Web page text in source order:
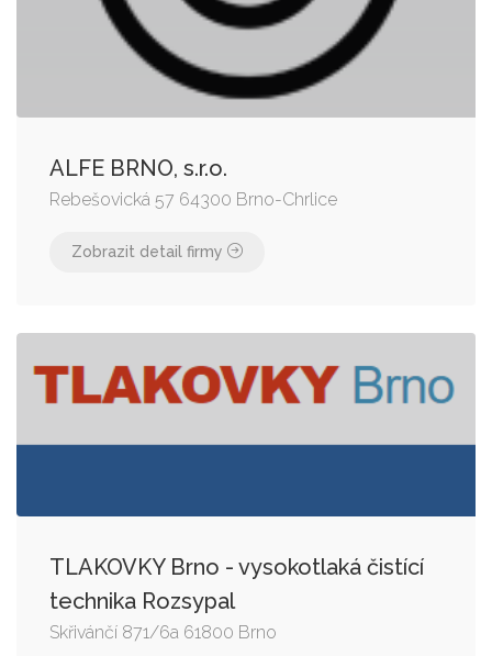
ALFE BRNO, s.r.o.
Rebešovická 57 64300 Brno-Chrlice
Zobrazit detail firmy
TLAKOVKY Brno - vysokotlaká čistící
technika Rozsypal
Skřivánčí 871/6a 61800 Brno